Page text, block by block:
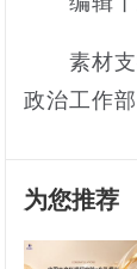
素材支
政治工作
为您推荐